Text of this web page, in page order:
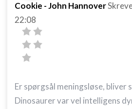
Cookie - John Hannover
22:08
Er spørgsål meningsløse, bliver
Dinosaurer var vel intelligens